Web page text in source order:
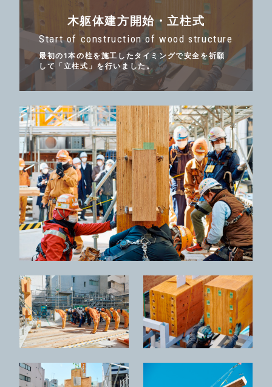
木躯体建方開始・立柱式
Start of construction of wood structure
最初の1本の柱を施工したタイミングで安全を祈願
して「立柱式」を行いました。